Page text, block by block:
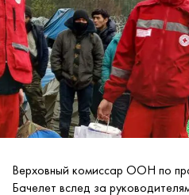
Верховный комиссар ООН по
Бачелет вслед за